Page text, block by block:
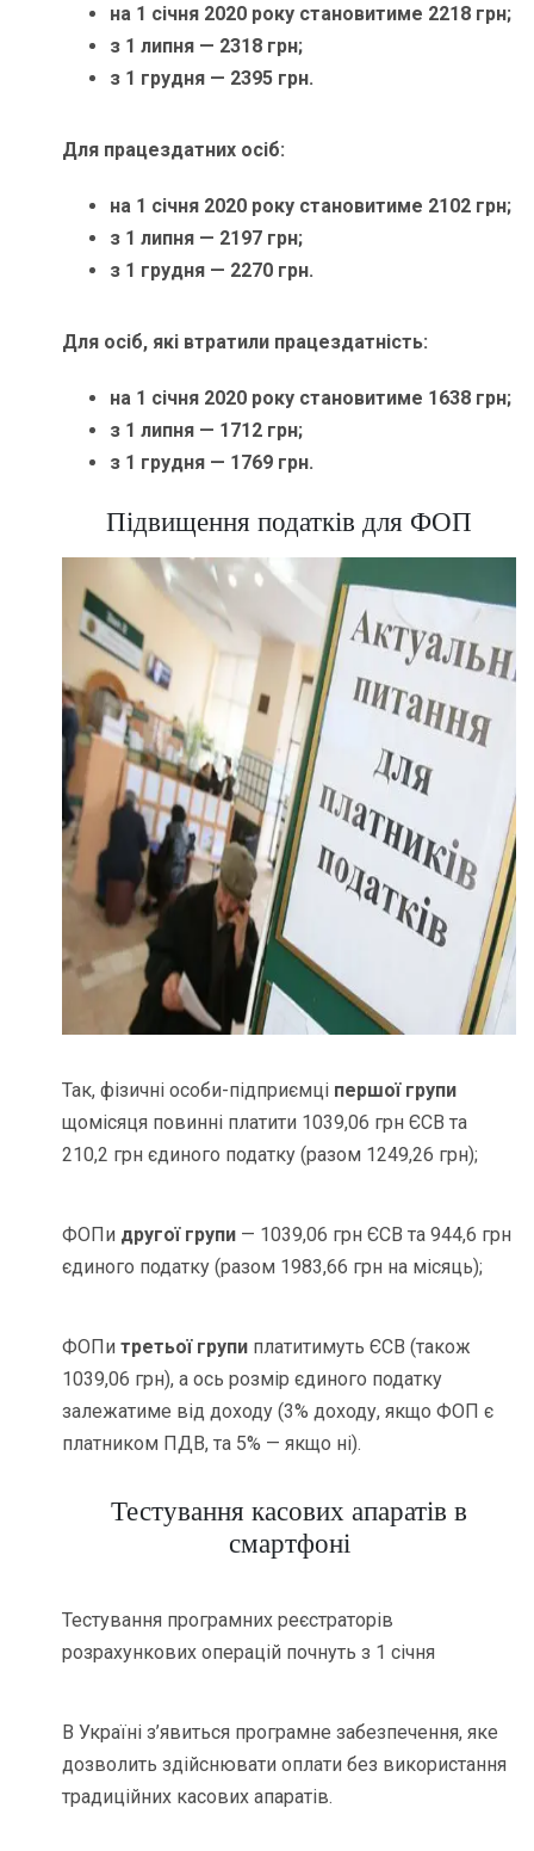
на 1 січня 2020 року становитиме 2218 грн;
з 1 липня — 2318 грн;
з 1 грудня — 2395 грн.
Для працездатних осіб:
на 1 січня 2020 року становитиме 2102 грн;
з 1 липня — 2197 грн;
з 1 грудня — 2270 грн.
Для осіб, які втратили працездатність:
на 1 січня 2020 року становитиме 1638 грн;
з 1 липня — 1712 грн;
з 1 грудня — 1769 грн.
Підвищення податків для ФОП
Так, фізичні особи-підприємці першої групи
щомісяця повинні платити 1039,06 грн ЄСВ та
210,2 грн єдиного податку (разом 1249,26 грн);
ФОПи другої групи — 1039,06 грн ЄСВ та 944,6 грн
єдиного податку (разом 1983,66 грн на місяць);
ФОПитретьої групи платитимуть ЄСВ (також
1039,06 грн), а ось розмір єдиного податку
залежатиме від доходу (3% доходу, якщо ФОП є
платником ПДВ, та 5% — якщо ні).
Тестування касових апаратів в
смартфоні
Тестування програмних реєстраторів
розрахункових операцій почнуть з 1 січня
В Україні з’явиться програмне забезпечення, яке
дозволить здійснювати оплати без використання
традиційних касових апаратів.